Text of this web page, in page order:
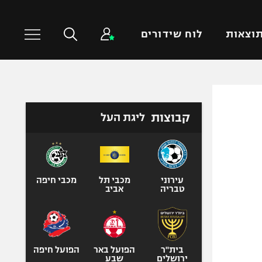
תוצאות לוח שידורים
טניס
כדורעף
ספורט אולימפי
קבוצות ליגת העל
עירוני
טבריה
מכבי תל
אביב
מכבי חיפה
בית"ר
ירושלים
הפועל באר
שבע
הפועל חיפה